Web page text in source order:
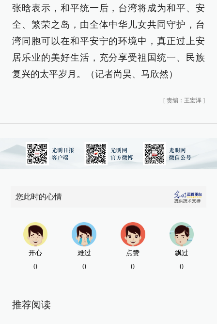
张晗表示，和平统一后，台湾将成为和平、安
全、繁荣之岛，由全体中华儿女共同守护，台
湾同胞可以在和平安宁的环境中，真正过上安
居乐业的美好生活，充分享受祖国统一、民族
复兴的太平岁月。（记者尚昊、马欣然）
[ 责编：王宏泽 ]
您此时的心情
开心
0
难过
0
点赞
0
飘过
0
推荐阅读